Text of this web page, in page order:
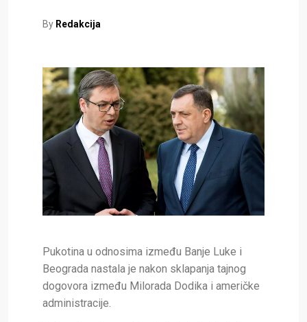
By Redakcija
Pukotina u odnosima između Banje Luke i
Beograda nastala je nakon sklapanja tajnog
dogovora između Milorada Dodika i američke
administracije.